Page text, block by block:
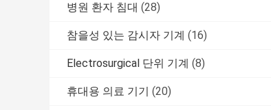
병원 환자 침대 (28)
참을성 있는 감시자 기계 (16)
Electrosurgical 단위 기계 (8)
휴대용 의료 기기 (20)